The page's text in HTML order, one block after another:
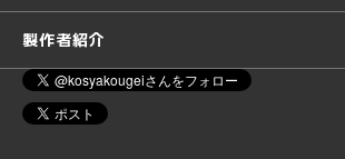
製作者紹介